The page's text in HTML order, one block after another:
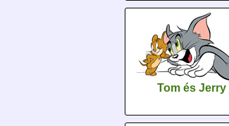
Tom és Jerry